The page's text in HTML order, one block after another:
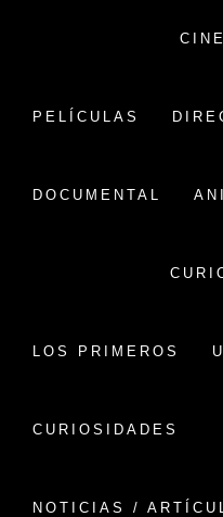
PELÍCULAS
DOCUMENTAL
LOS PRIMEROS
CURIOSIDADES
NOTICIAS /
26 DE MARZO
Categoria: Directores /